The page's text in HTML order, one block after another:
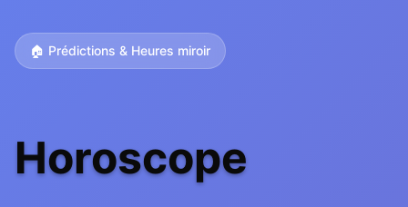
🏠 Prédictions & Heures miroir
Horoscope